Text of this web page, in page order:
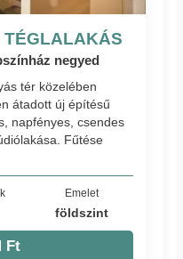
TÉGLALAKÁS
negyed
tér közelében
átadott új építésű
napfényes, csendes
Fűtése
Emelet
földszint
Ft